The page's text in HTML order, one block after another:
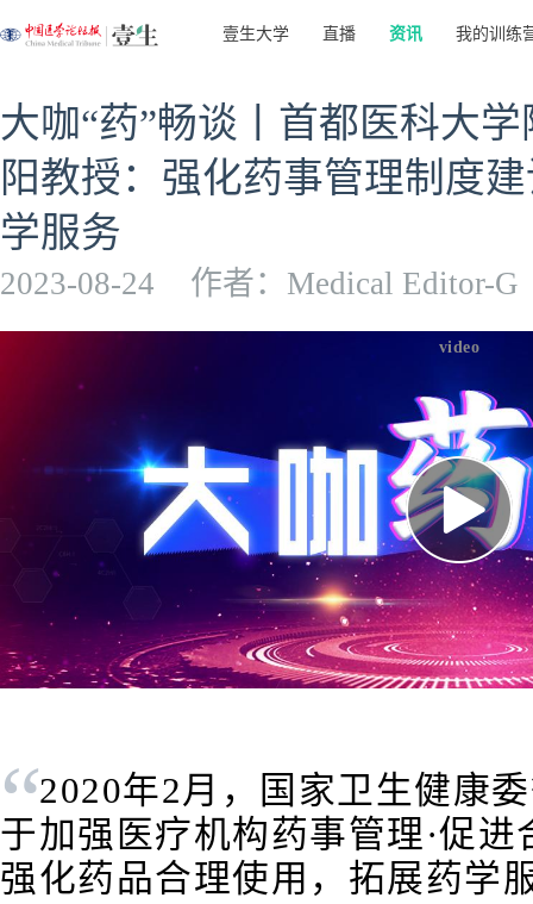
壹生大学 直播 资讯 我的训练
大咖“药”畅谈丨首都医科大
阳教授：强化药事管理制度
学服务
2023-08-24 作者：Medical Editor-G
video
“2020年2月，国家卫生健康
于加强医疗机构药事管理·促
强化药品合理使用，拓展药学